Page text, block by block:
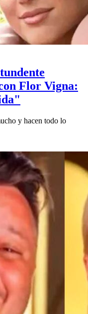
Flor Vigna:
y hacen todo lo